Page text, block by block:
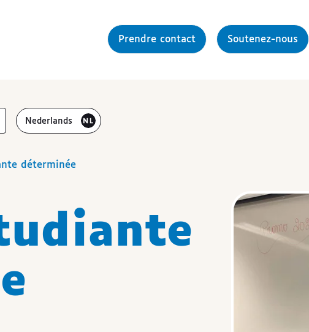
la Bezoek de website in het
Nederlands
Prendre contact Soutenez-nous
déterminée